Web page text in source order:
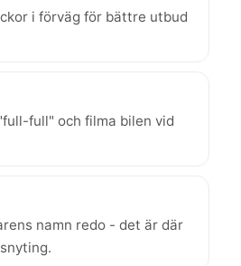
i förväg för bättre utbud
full" och filma bilen vid
namn redo - det är där